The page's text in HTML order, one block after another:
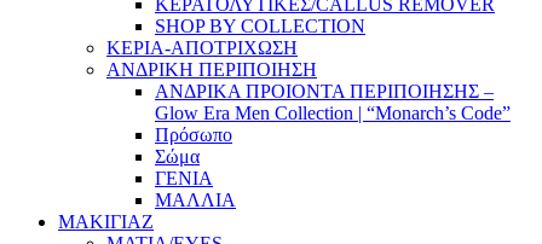
SHOP BY COLLECTION
ΚΕΡΙΑ-ΑΠΟΤΡΙΧΩΣΗ
ΑΝΔΡΙΚΗ ΠΕΡΙΠΟΙΗΣΗ
ΑΝΔΡΙΚΑ ΠΡΟΙΟΝΤΑ ΠΕΡΙΠΟΙΗΣΗΣ –
Glow Era Men Collection | “Monarch’s Code”
Πρόσωπο
Σώμα
ΓΕΝΙΑ
ΜΑΛΛΙΑ
ΜΑΚΙΓΙΑΖ